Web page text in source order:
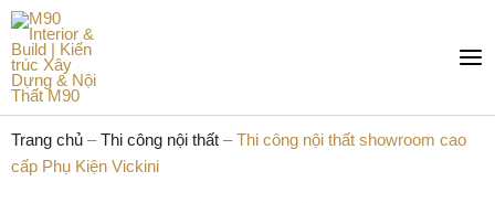
Nhảy
nội
dung
Trang chủ –Thi công nội thất –Thi công nội thất showroom cao
cấp Phụ Kiện Vickini